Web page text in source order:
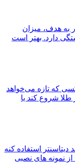
به هدف، میزان
دارد. بهتر است
که تازه می‌خواهد
طلا شروع کند یا
استفاده کنه
از نمونه های نصبی